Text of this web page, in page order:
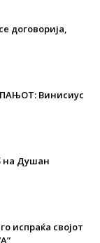
договорија,
Винисиус
на Душан
испраќа својот